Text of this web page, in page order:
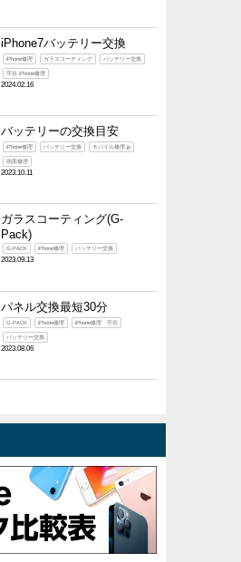
iPhone7バッテリー交換
iPhone修理 ガラスコーティング バッテリー交換
守谷 iPhone修理
2024.02.16
バッテリーの交換目安
iPhone修理 バッテリー交換 モバイル修理.jp
画面修理
2023.10.11
ガラスコーティング(G-
Pack)
G-PACK iPhone修理 バッテリー交換
2023.09.13
パネル交換最短30分
G-PACK iPhone修理 iPhone修理 守谷
バッテリー交換
2023.08.06